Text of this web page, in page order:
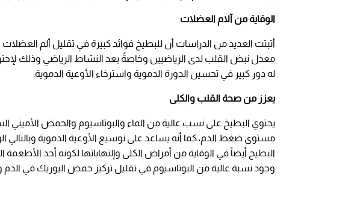
الوقاية من آلام العضلات
أثبتت العديد من الدراسات أن للبطيخ فوائد كبيرة في تقليل ألم
معدل نبض القلب لدى الرياضيين وخاصةً بعد النشاط الرياضي وذلك
له دور كبير في تحسين الدورة الدموية واسترخاء الأوعية الدموية.
يعزز من صحة القلب والكلى
يحتوي البطيخ على نسب عالية من الماء والبوتاسيوم والحمض الأميني
مستوى ضغط الدم، كما أنه يساعد على توسيع الأوعية الدموية وبالتالي
البطيخ أيضاً في الوقاية من أمراض الكلى وإلتهاباتها لكونه أحد الأطعمة
وجود نسبة عالية من البوتاسيوم في تقليل تركيز حمض اليوريك في الدم